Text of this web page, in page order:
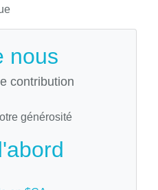
nous
contribution
générosité